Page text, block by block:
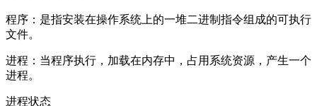
程序：是指安装在操作系统上的一堆二进制指令组成的可执行
文件。
进程：当程序执行，加载在内存中，占用系统资源，产生一个
进程。
进程状态